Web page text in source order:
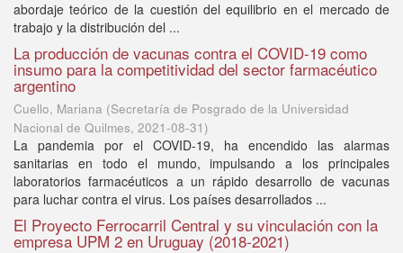
abordaje teórico de la cuestión del equilibrio en el mercado de
trabajo y la distribución del ...
La producción de vacunas contra el COVID-19 como
insumo para la competitividad del sector farmacéutico
argentino
Cuello, Mariana (Secretaría de Posgrado de la Universidad
Nacional de Quilmes, 2021-08-31)
La pandemia por el COVID-19, ha encendido las alarmas
sanitarias en todo el mundo, impulsando a los principales
laboratorios farmacéuticos a un rápido desarrollo de vacunas
para luchar contra el virus. Los países desarrollados ...
El Proyecto Ferrocarril Central y su vinculación con la
empresa UPM 2 en Uruguay (2018-2021)